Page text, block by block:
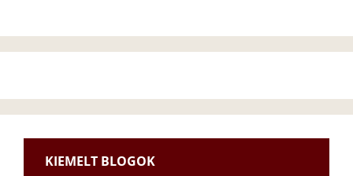
KIEMELT BLOGOK